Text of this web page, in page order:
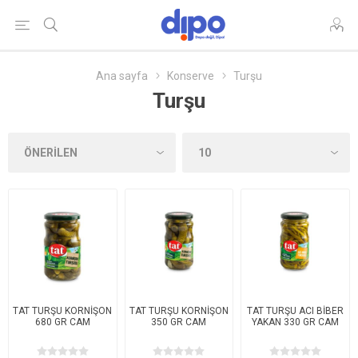
Ana sayfa Konserve Turşu
Turşu
TAT TURŞU KORNİŞON
680 GR CAM
TAT TURŞU KORNİŞON
350 GR CAM
TAT TURŞU ACI BİBER
YAKAN 330 GR CAM